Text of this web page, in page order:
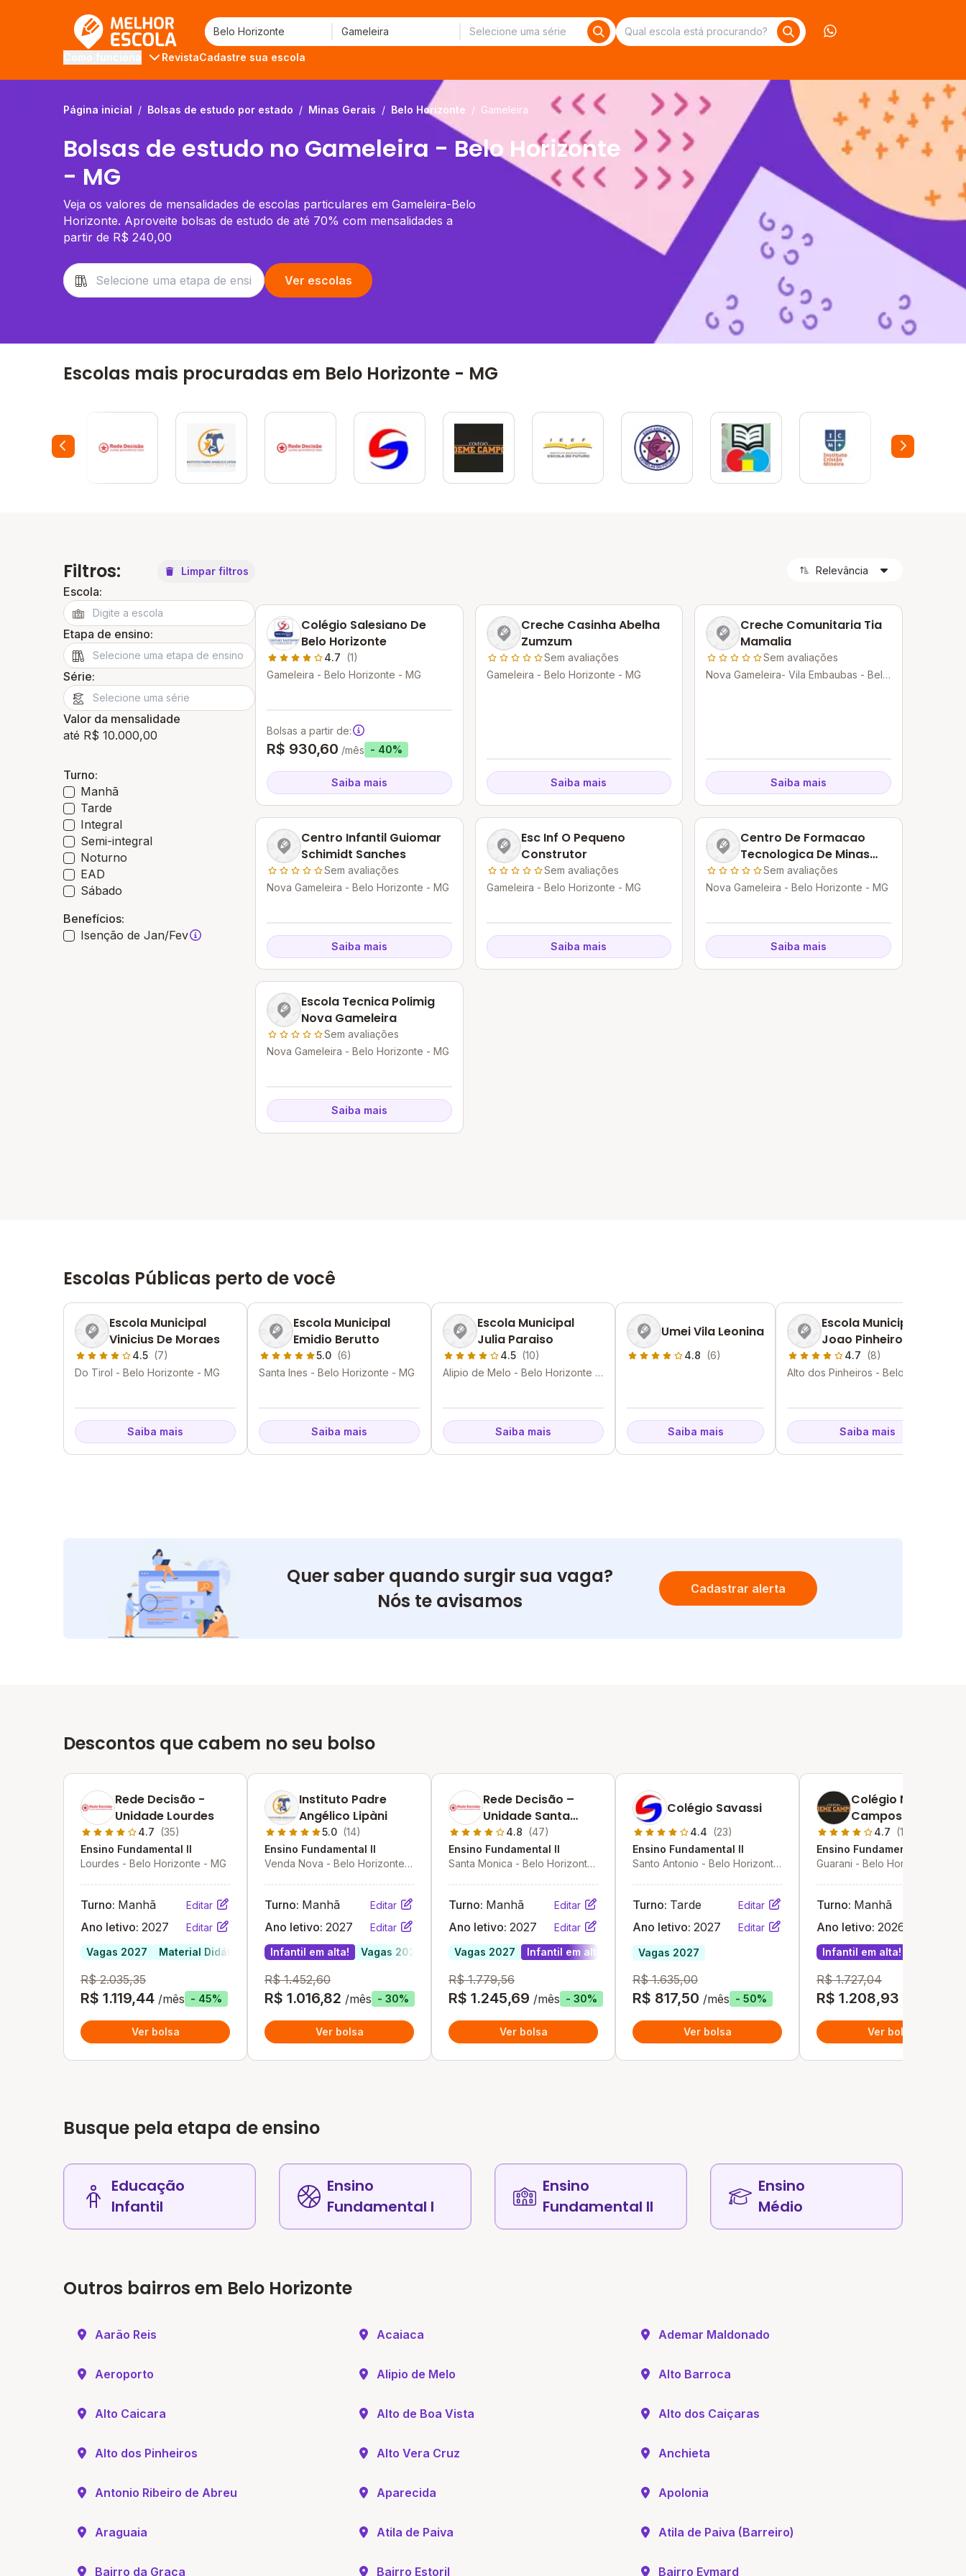
RevistaCadastre sua escola
Página inicial / Bolsas de estudo por estado / Minas Gerais / Belo Horizonte / Gameleira
Bolsas de estudo no Gameleira - Belo Horizonte
- MG
Veja os valores de mensalidades de escolas particulares em Gameleira-Belo
Horizonte. Aproveite bolsas de estudo de até 70% com mensalidades a
partir de R$ 240,00
Ver escolas
Escolas mais procuradas em Belo Horizonte - MG
Filtros: Limpar filtros
Escola:
Etapa de ensino:
Série:
Valor da mensalidade
até R$ 10.000,00
Turno:
Manhã
Tarde
Integral
Semi-integral
Noturno
EAD
Sábado
Benefícios:
Isenção de Jan/Fev
Colégio Salesiano De
Belo Horizonte
4.7 (1)
Gameleira - Belo Horizonte - MG
Bolsas a partir de:
R$ 930,60 /mês - 40%
Saiba mais
Creche Casinha Abelha
Zumzum
Sem avaliações
Gameleira - Belo Horizonte - MG
Saiba mais
Creche Comunitaria Tia
Mamalia
Sem avaliações
Nova Gameleira- Vila Embaubas - Belo
Saiba mais
Centro Infantil Guiomar
Schimidt Sanches
Sem avaliações
Nova Gameleira - Belo Horizonte - MG
Saiba mais
Esc Inf O Pequeno
Construtor
Sem avaliações
Gameleira - Belo Horizonte - MG
Saiba mais
Centro De Formacao
Tecnologica De Minas
Gerais-centromig -
Unidade Ii
Sem avaliações
Nova Gameleira - Belo Horizonte - MG
Saiba mais
Escola Tecnica Polimig
Nova Gameleira
Sem avaliações
Nova Gameleira - Belo Horizonte - MG
Saiba mais
Escolas Públicas perto de você
Escola Municipal
Vinicius De Moraes
4.5 (7)
Do Tirol - Belo Horizonte - MG
Saiba mais
Escola Municipal
Emidio Berutto
5.0 (6)
Santa Ines - Belo Horizonte - MG
Saiba mais
Escola Municipal
Julia Paraiso
4.5 (10)
Alipio de Melo - Belo Horizonte -
Saiba mais
Umei Vila Leonina
4.8 (6)
Saiba mais
Escola Municipal
Joao Pinheiro
4.7 (8)
Alto dos Pinheiros - Belo
Saiba mais
Quer saber quando surgir sua vaga?
Nós te avisamos
Cadastrar alerta
Descontos que cabem no seu bolso
Rede Decisão -
Unidade Lourdes
4.7 (35)
Ensino Fundamental II
Lourdes - Belo Horizonte - MG
Turno: Manhã Editar
Ano letivo: 2027
Editar
Vagas 2027
Material Didático Incluso Infantil em alta!
R$ 2.035,35
R$ 1.119,44 /mês - 45%
Ver bolsa
Instituto Padre
Angélico Lipàni
5.0 (14)
Ensino Fundamental II
Venda Nova - Belo Horizonte -
Turno: Manhã Editar
Ano letivo: 2027
Editar
Infantil em alta!
Vagas 2027
R$ 1.452,60
R$ 1.016,82 /mês - 30%
Ver bolsa
Rede Decisão –
Unidade Santa
Branca
4.8 (47)
Ensino Fundamental II
Santa Monica - Belo Horizonte
Turno: Manhã Editar
Ano letivo: 2027
Editar
Vagas 2027
Infantil em alta!
R$ 1.779,56
R$ 1.245,69 /mês - 30%
Ver bolsa
Colégio Savassi
4.4 (23)
Ensino Fundamental II
Santo Antonio - Belo Horizonte
Turno: Tarde Editar
Ano letivo: 2027 Editar
Vagas 2027
R$ 1.635,00
R$ 817,50 /mês - 50%
Ver bolsa
Colégio Noeme
Campos
4.7 (11)
Ensino Fundamental II
Guarani - Belo Horizonte - MG
Turno: Manhã
Ano letivo: 2026
Infantil em alta!
R$ 1.727,04
R$ 1.208,93
Ver bolsa
Busque pela etapa de ensino
Educação
Infantil
Ensino
Fundamental I
Ensino
Fundamental II
Ensino
Médio
Outros bairros em Belo Horizonte
Aarão Reis Acaiaca Ademar Maldonado
Aeroporto Alipio de Melo Alto Barroca
Alto Caicara Alto de Boa Vista Alto dos Caiçaras
Alto dos Pinheiros Alto Vera Cruz Anchieta
Antonio Ribeiro de Abreu Aparecida Apolonia
Araguaia Atila de Paiva Atila de Paiva (Barreiro)
Bairro da Graca Bairro Estoril Bairro Eymard